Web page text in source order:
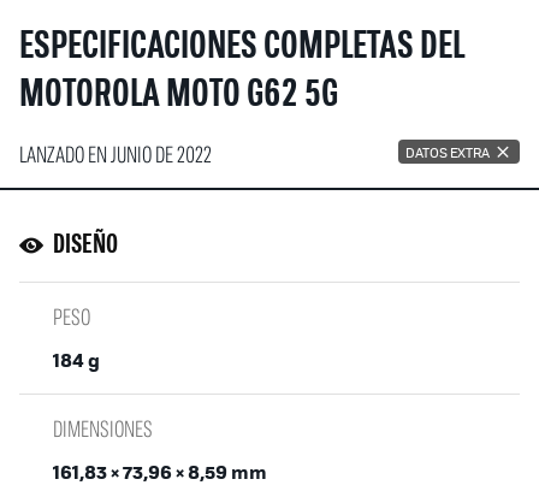
ESPECIFICACIONES COMPLETAS DEL
MOTOROLA MOTO G62 5G
LANZADO EN JUNIO DE 2022 DATOS EXTRA
DISEÑO
PESO
184 g
DIMENSIONES
161,83 × 73,96 × 8,59 mm